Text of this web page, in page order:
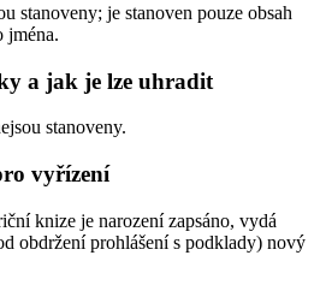
stanoveny; je stanoven pouze obsah
jména.
a jak je lze uhradit
stanoveny.
vyřízení
knize je narození zapsáno, vydá
obdržení prohlášení s podklady) nový